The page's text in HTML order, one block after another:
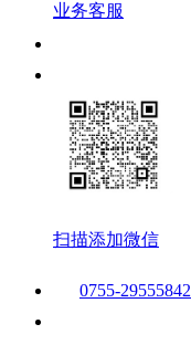
业务客服
扫描添加微信
0755-29555842